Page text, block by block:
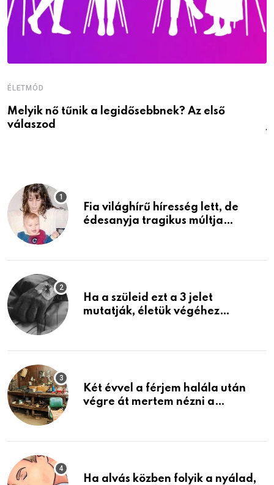
ÉLETMÓD
Melyik nő tűnik a legidősebbnek? Az első
válaszod
Fia világhírű híresség lett, de
édesanyja tragikus múltja
Ha a szüleid ezt a 3 jelet
mutatják, életük végéhez
Két évvel a férjem halála után
végre át mertem nézni a
életemet
Ha alvás közben folyik a nyálad,